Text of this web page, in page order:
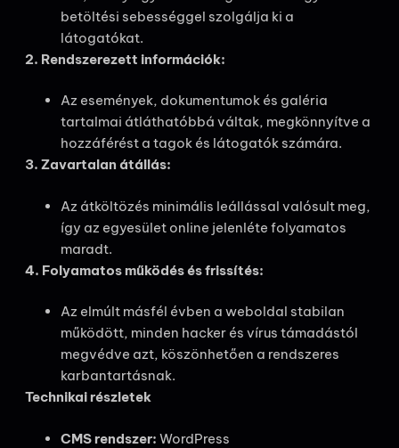
betöltési sebességgel szolgálja ki a
látogatókat.
2. Rendszerezett információk:
Az események, dokumentumok és galéria
tartalmai átláthatóbbá váltak, megkönnyítve a
hozzáférést a tagok és látogatók számára.
3. Zavartalan átállás:
Az átköltözés minimális leállással valósult meg,
így az egyesület online jelenléte folyamatos
maradt.
4. Folyamatos működés és frissítés:
Az elmúlt másfél évben a weboldal stabilan
működött, minden hacker és vírus támadástól
megvédve azt, köszönhetően a rendszeres
karbantartásnak.
Technikai részletek
CMS rendszer: WordPress